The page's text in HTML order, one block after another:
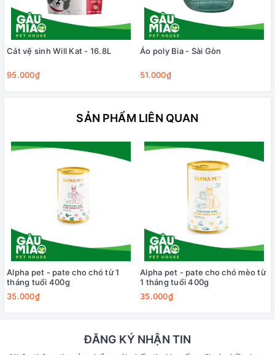
Cát vệ sinh Will Kat - 16.8L
95.000₫
Áo poly Bia - Sài Gòn
51.000₫
SẢN PHẨM LIÊN QUAN
Alpha pet - pate cho chó từ 1
tháng tuổi 400g
35.000₫
Alpha pet - pate cho chó mèo từ
1 tháng tuổi 400g
35.000₫
ĐĂNG KÝ NHẬN TIN